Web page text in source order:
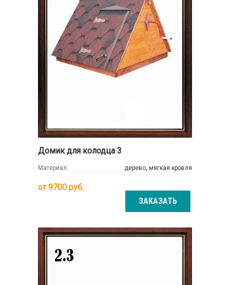
Домик для колодца 3
Материал: дерево, мягкая кровля
от9700 руб.
ЗАКАЗАТЬ